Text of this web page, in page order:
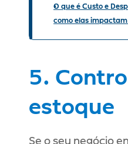
O que é Custo e
como elas impactam
5.
estoque
Se o seu negócio